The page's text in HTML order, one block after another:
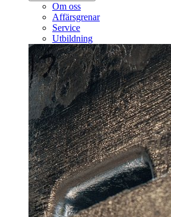
Om oss
Affärsgrenar
Service
Utbildning